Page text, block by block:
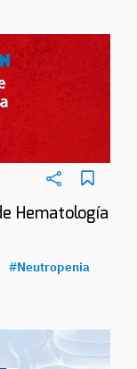
Hematología
#Neutropenia